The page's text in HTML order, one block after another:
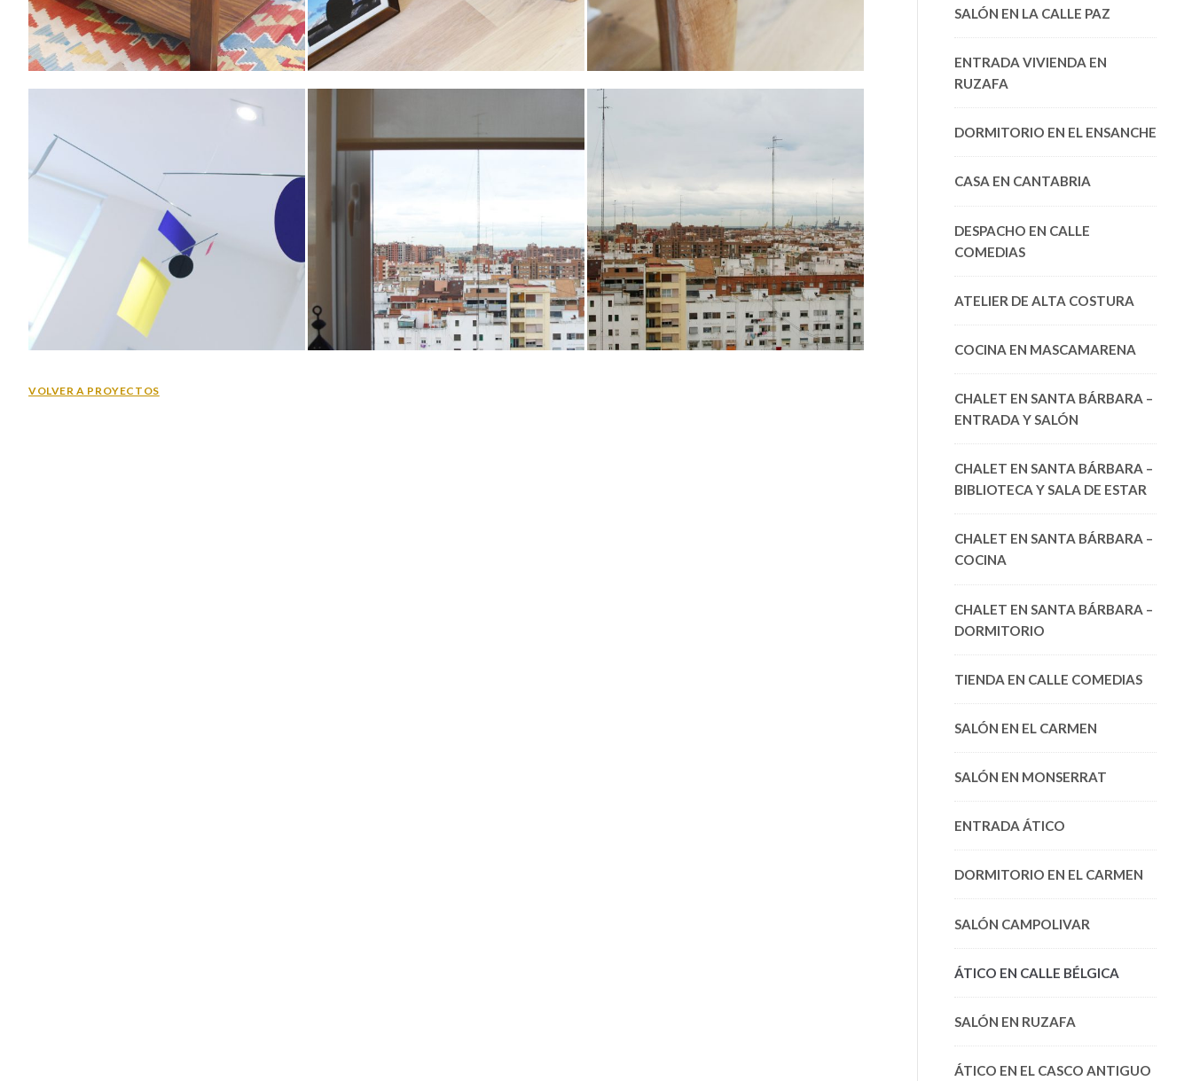
VOLVER A PROYECTOS
SALÓN EN LA CALLE PAZ
ENTRADA VIVIENDA EN
RUZAFA
DORMITORIO EN EL ENSANCHE
CASA EN CANTABRIA
DESPACHO EN CALLE
COMEDIAS
ATELIER DE ALTA COSTURA
COCINA EN MASCAMARENA
CHALET EN SANTA BÁRBARA –
ENTRADA Y SALÓN
CHALET EN SANTA BÁRBARA –
BIBLIOTECA Y SALA DE ESTAR
CHALET EN SANTA BÁRBARA –
COCINA
CHALET EN SANTA BÁRBARA –
DORMITORIO
TIENDA EN CALLE COMEDIAS
SALÓN EN EL CARMEN
SALÓN EN MONSERRAT
ENTRADA ÁTICO
DORMITORIO EN EL CARMEN
SALÓN CAMPOLIVAR
ÁTICO EN CALLE BÉLGICA
SALÓN EN RUZAFA
ÁTICO EN EL CASCO ANTIGUO